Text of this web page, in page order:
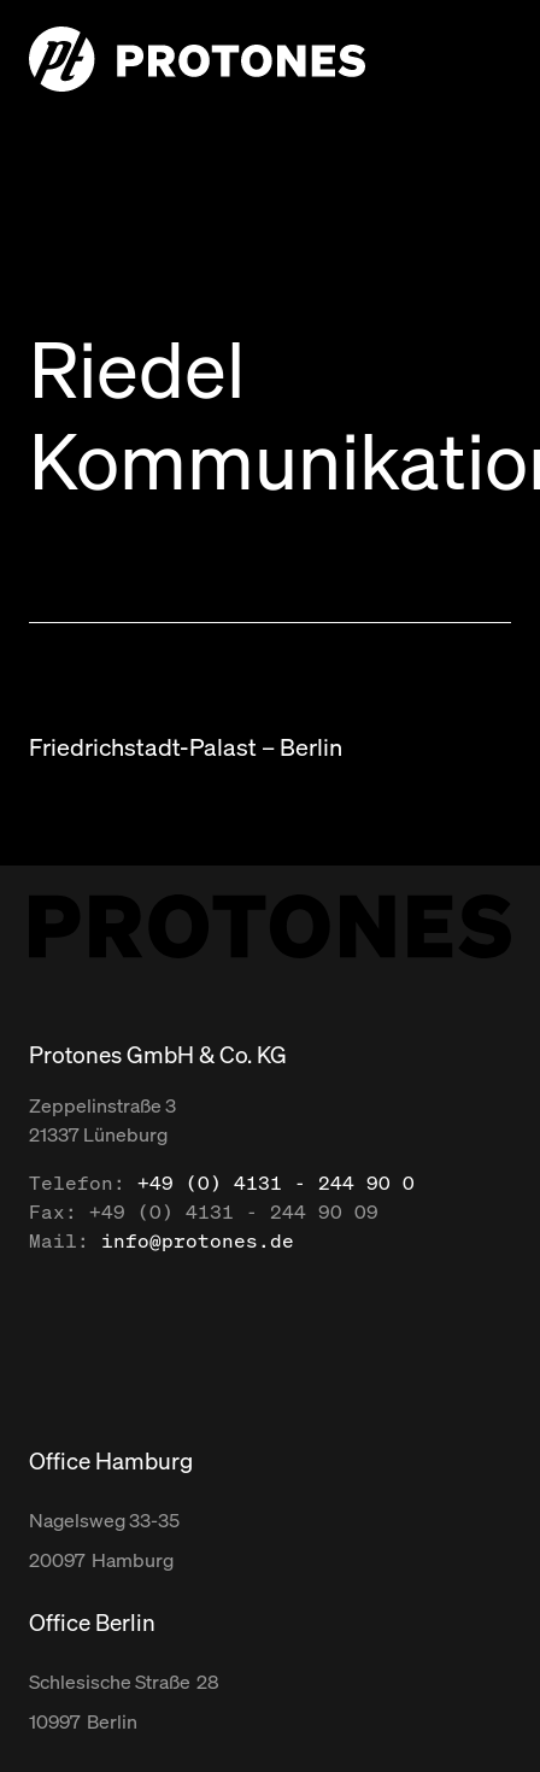
Riedel
Friedrichstadt-Palast – Berlin
Protones GmbH & Co. KG
Zeppelinstraße3
21337Lüneburg
Telefon:
+49 (0) 4131 - 244 90 0
Fax:
+49 (0) 4131 - 244 90 09
Mail:
info@protones.de
Office Hamburg
Nagelsweg33-35
20097 Hamburg
Office Berlin
Schlesische Straße 28
10997 Berlin